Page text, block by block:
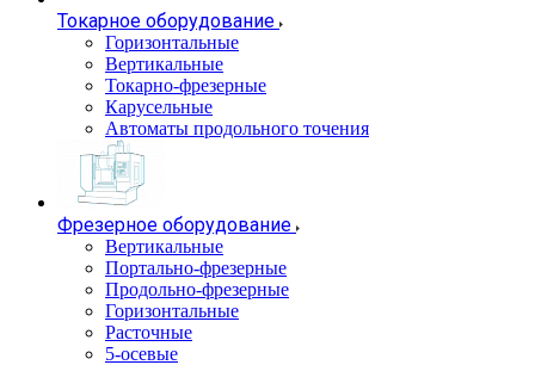
Токарное оборудование
Горизонтальные
Вертикальные
Токарно-фрезерные
Карусельные
Автоматы продольного точения
Фрезерное оборудование
Вертикальные
Портально-фрезерные
Продольно-фрезерные
Горизонтальные
Расточные
5-осевые